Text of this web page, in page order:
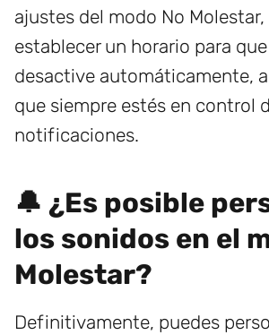
ajustes del modo No
establecer un horario para
desactive automáticamente,
que siempre estés en control
notificaciones.
🔔 ¿Es posible
los sonidos en el
Molestar?
Definitivamente, puedes